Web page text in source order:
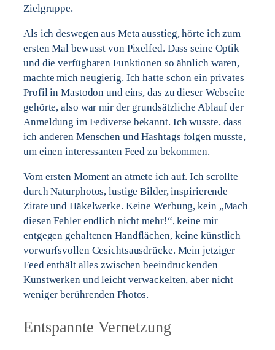
Zielgruppe.
Als ich deswegen aus Meta ausstieg, hörte ich zum
ersten Mal bewusst von Pixelfed. Dass seine Optik
und die verfügbaren Funktionen so ähnlich waren,
machte mich neugierig. Ich hatte schon ein privates
Profil in Mastodon und eins, das zu dieser Webseite
gehörte, also war mir der grundsätzliche Ablauf der
Anmeldung im Fediverse bekannt. Ich wusste, dass
ich anderen Menschen und Hashtags folgen musste,
um einen interessanten Feed zu bekommen.
Vom ersten Moment an atmete ich auf. Ich scrollte
durch Naturphotos, lustige Bilder, inspirierende
Zitate und Häkelwerke. Keine Werbung, kein „Mach
diesen Fehler endlich nicht mehr!“, keine mir
entgegen gehaltenen Handflächen, keine künstlich
vorwurfsvollen Gesichtsausdrücke. Mein jetziger
Feed enthält alles zwischen beeindruckenden
Kunstwerken und leicht verwackelten, aber nicht
weniger berührenden Photos.
Entspannte Vernetzung